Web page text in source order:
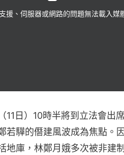
是
一
援、伺服器或網路的問題無法載入媒
11日）10時半將到立法會出
若驊的僭建風波成為焦點。
地庫，林鄭月娥多次被非建